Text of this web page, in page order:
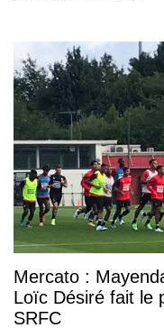
Mercato :
Loïc Désiré fait le
SRFC